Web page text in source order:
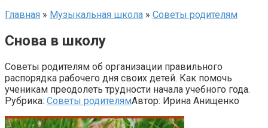
Главная » Музыкальная школа » Советы родителям
Снова в школу
Советы родителям об организации правильного
распорядка рабочего дня своих детей. Как помочь
ученикам преодолеть трудности начала учебного года.
Рубрика: Советы родителямАвтор: Ирина Анищенко